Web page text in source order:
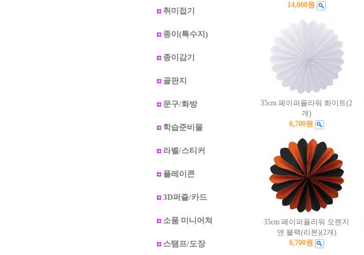
취미접기
종이(특수지)
종이감기
골판지
문구/화방
학습준비물
라벨/스티커
플레이콘
3D퍼즐/카드
소품 미니어쳐
스탬프/도장
14,000원
35cm 페이퍼플라워 화이트(2
개)
6,700원
35cm 페이퍼플라워 오렌지
앤 블랙(리본)(2개)
6,700원